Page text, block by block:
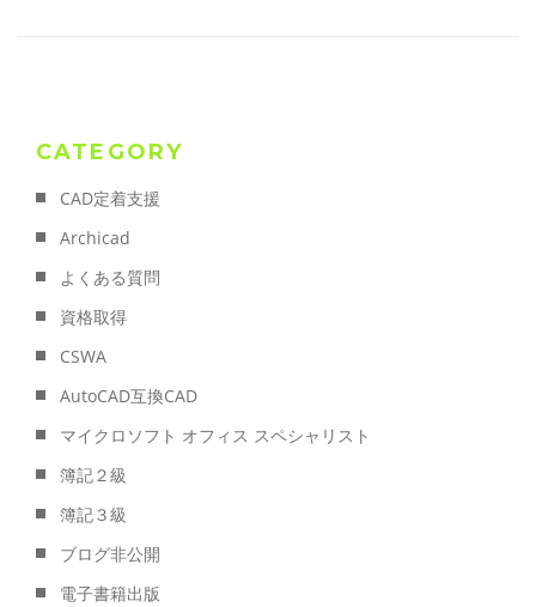
CATEGORY
CAD定着支援
Archicad
よくある質問
資格取得
CSWA
AutoCAD互換CAD
マイクロソフト オフィス スペシャリスト
簿記２級
簿記３級
ブログ非公開
電子書籍出版